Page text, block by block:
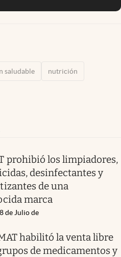
saludable nutrición
prohibió los limpiadores,
desinfectantes y
de una
marca
de Julio de
habilitó la venta libre
de medicamentos y